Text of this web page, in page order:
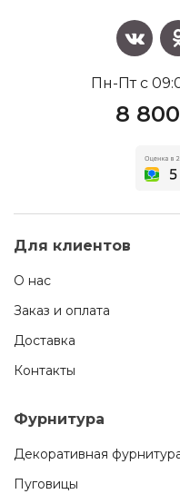
Пн-Пт с
8
Для клиентов
О нас
Заказ и оплата
Доставка
Контакты
Фурнитура
Декоративная
Пуговицы